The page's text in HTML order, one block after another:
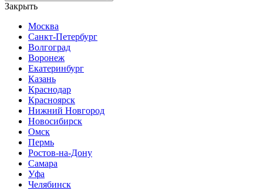
Закрыть
Москва
Санкт-Петербург
Волгоград
Воронеж
Екатеринбург
Казань
Краснодар
Красноярск
Нижний Новгород
Новосибирск
Омск
Пермь
Ростов-на-Дону
Самара
Уфа
Челябинск